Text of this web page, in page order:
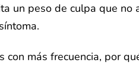
un peso de culpa que no
con más frecuencia, por